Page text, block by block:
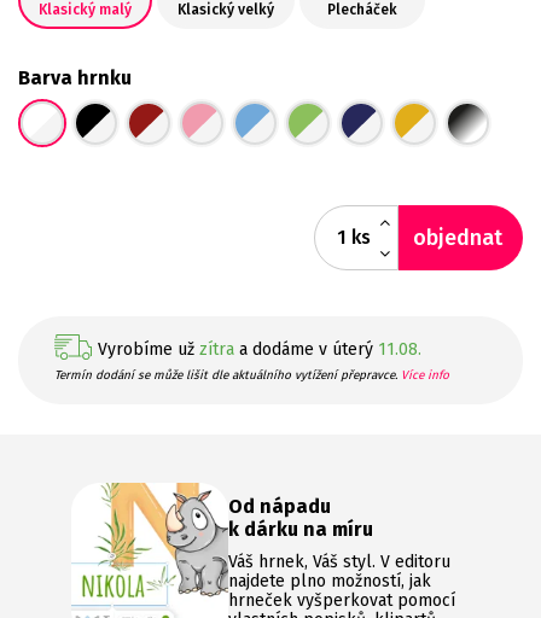
Klasický malý Klasický velký Plecháček
Barva hrnku
ks objednat
Vyrobíme už zítra a dodáme v úterý 11.08.
Termín dodání se může lišit dle aktuálního vytížení přepravce. Více info
Od nápadu
k dárku na míru
Váš hrnek, Váš styl. V editoru
najdete plno možností, jak
hrneček vyšperkovat pomocí